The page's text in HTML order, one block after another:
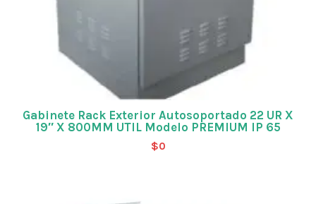
Gabinete Rack Exterior Autosoportado 22 UR X
19″ X 800MM UTIL Modelo PREMIUM IP 65
$0